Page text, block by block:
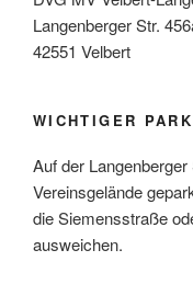
Langenberger Str.
42551 Velbert
WICHTIGER
Auf der
Vereinsgelände
die Siemensstraße
ausweichen.